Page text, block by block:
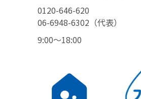
0120-646-620
06-6948-6302（代表）
9:00〜18:00